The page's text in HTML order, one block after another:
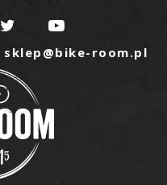
 
sklep@bike-room.pl